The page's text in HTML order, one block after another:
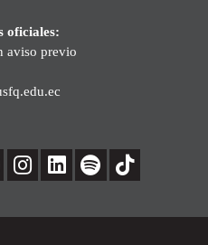
oficiales:
aviso previo